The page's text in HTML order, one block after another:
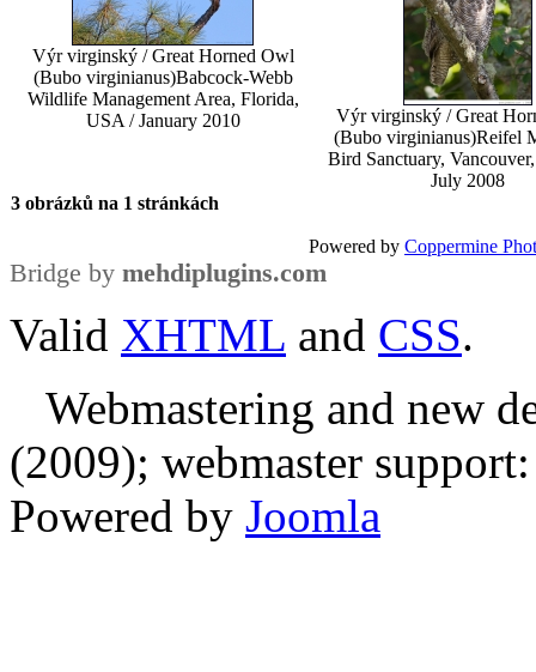
Výr virginský / Great Horned Owl
(Bubo virginianus)Babcock-Webb
Wildlife Management Area, Florida,
USA / January 2010
Výr virginský / Great
(Bubo virginianus)Reifel
Bird Sanctuary,
July 2008
3 obrázků na 1 stránkách
Powered by Coppermine
Bridge by mehdiplugins.com
Valid XHTML and CSS.
Webmastering and new
(2009); webmaster
Powered by Joomla